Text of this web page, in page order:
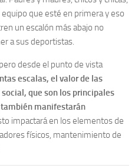
que esté en primera y eso
un escalón más abajo no
a sus deportistas.
desde el punto de vista
escalas, el valor de las
que son los principales
manifestarán
impactará en los elementos de
físicos, mantenimiento de